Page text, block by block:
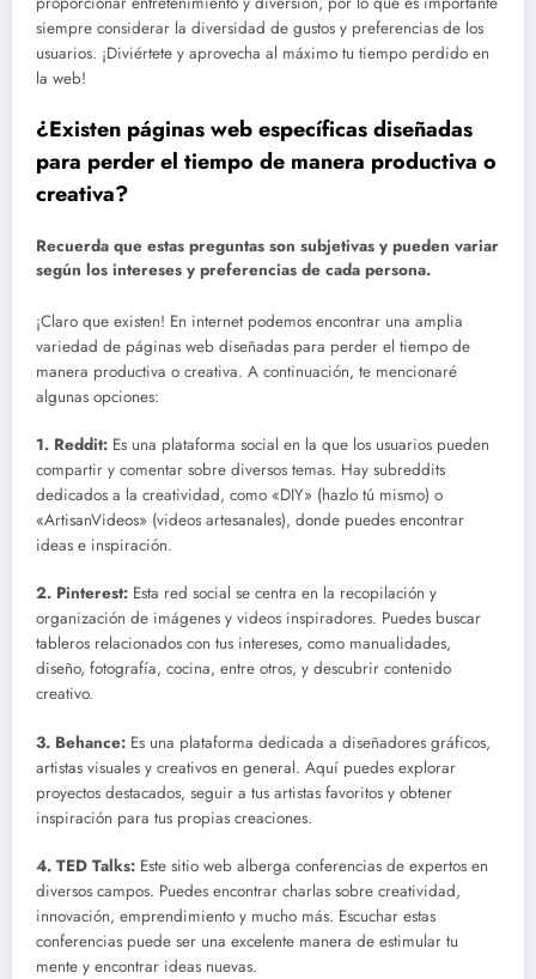
siempre considerar la diversidad de gustos y preferencias de los
usuarios. ¡Diviértete y aprovecha al máximo tu tiempo perdido en
la web!
¿Existen páginas web específicas diseñadas
para perder el tiempo de manera productiva o
creativa?
Recuerda que estas preguntas son subjetivas y pueden variar
según los intereses y preferencias de cada persona.
¡Claro que existen! En internet podemos encontrar una amplia
variedad de páginas web diseñadas para perder el tiempo de
manera productiva o creativa. A continuación, te mencionaré
algunas opciones:
1. Reddit: Es una plataforma social en la que los usuarios pueden
compartir y comentar sobre diversos temas. Hay subreddits
dedicados a la creatividad, como «DIY» (hazlo tú mismo) o
«ArtisanVideos» (videos artesanales), donde puedes encontrar
ideas e inspiración.
2. Pinterest: Esta red social se centra en la recopilación y
organización de imágenes y videos inspiradores. Puedes buscar
tableros relacionados con tus intereses, como manualidades,
diseño, fotografía, cocina, entre otros, y descubrir contenido
creativo.
3. Behance: Es una plataforma dedicada a diseñadores gráficos,
artistas visuales y creativos en general. Aquí puedes explorar
proyectos destacados, seguir a tus artistas favoritos y obtener
inspiración para tus propias creaciones.
4. TED Talks: Este sitio web alberga conferencias de expertos en
diversos campos. Puedes encontrar charlas sobre creatividad,
innovación, emprendimiento y mucho más. Escuchar estas
conferencias puede ser una excelente manera de estimular tu
mente y encontrar ideas nuevas.